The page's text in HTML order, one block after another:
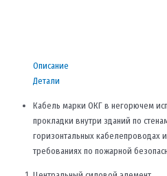
Описание
Детали
Кабель марки ОКГ в негорючем
прокладки внутри зданий по
горизонтальных кабелепроводах
требованиях по пожарной